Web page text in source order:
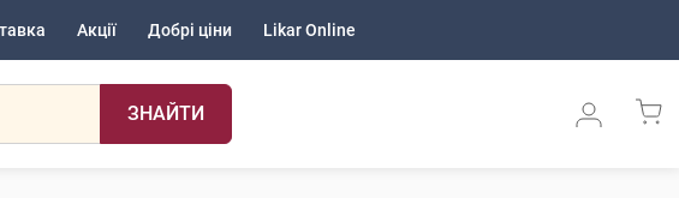
Акції Добрі ціни Likar Online
ЗНАЙТИ